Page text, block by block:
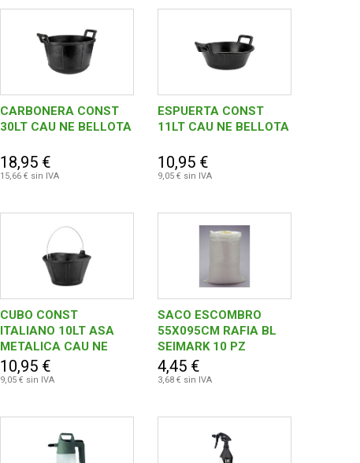
CARBONERA CONST
30LT CAU NE BELLOTA
18,95 €
15,66 € sin IVA
ESPUERTA CONST
11LT CAU NE BELLOTA
10,95 €
9,05 € sin IVA
CUBO CONST
ITALIANO 10LT ASA
METALICA CAU NE
BELLOTA
10,95 €
9,05 € sin IVA
SACO ESCOMBRO
55X095CM RAFIA BL
SEIMARK 10 PZ
4,45 €
3,68 € sin IVA